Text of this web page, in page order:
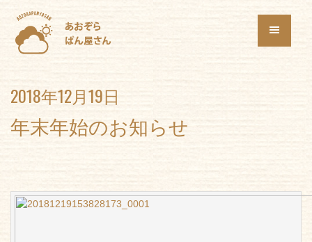
2018年12月19日
年末年始のお知らせ